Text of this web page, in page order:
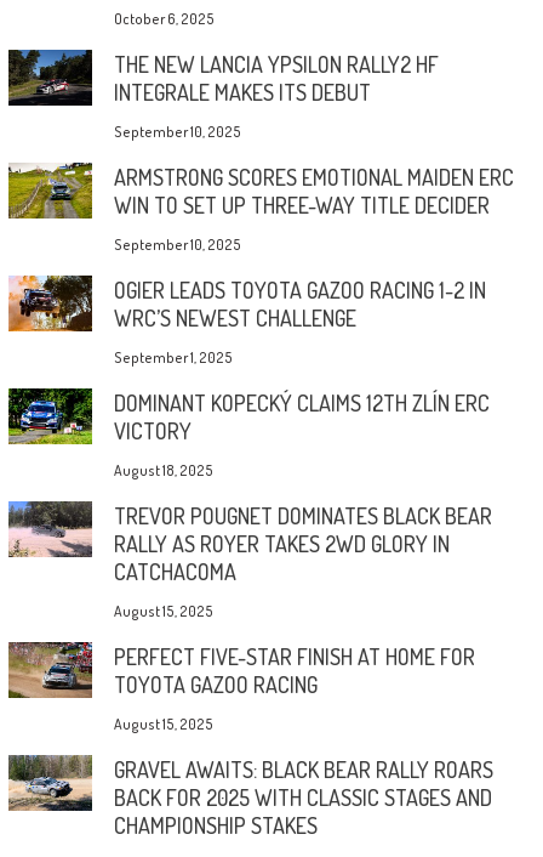
October 6, 2025
THE NEW LANCIA YPSILON RALLY2 HF
INTEGRALE MAKES ITS DEBUT
September 10, 2025
ARMSTRONG SCORES EMOTIONAL MAIDEN ERC
WIN TO SET UP THREE-WAY TITLE DECIDER
September 10, 2025
OGIER LEADS TOYOTA GAZOO RACING 1-2 IN
WRC’S NEWEST CHALLENGE
September 1, 2025
DOMINANT KOPECKÝ CLAIMS 12TH ZLÍN ERC
VICTORY
August 18, 2025
TREVOR POUGNET DOMINATES BLACK BEAR
RALLY AS ROYER TAKES 2WD GLORY IN
CATCHACOMA
August 15, 2025
PERFECT FIVE-STAR FINISH AT HOME FOR
TOYOTA GAZOO RACING
August 15, 2025
GRAVEL AWAITS: BLACK BEAR RALLY ROARS
BACK FOR 2025 WITH CLASSIC STAGES AND
CHAMPIONSHIP STAKES